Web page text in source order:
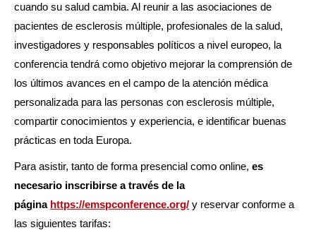
cuando su salud cambia. Al reunir a las asociaciones de
pacientes de esclerosis múltiple, profesionales de la salud,
investigadores y responsables políticos a nivel europeo, la
conferencia tendrá como objetivo mejorar la comprensión de
los últimos avances en el campo de la atención médica
personalizada para las personas con esclerosis múltiple,
compartir conocimientos y experiencia, e identificar buenas
prácticas en toda Europa.
Para asistir, tanto de forma presencial como online, es
necesario inscribirse a través de la
página https://emspconference.org/ y reservar conforme a
las siguientes tarifas: